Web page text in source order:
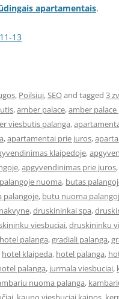
apartamentais.
13
, Poilsiui,SEOand tagged 3
,amber palace,amber palace
viesbutis palanga,
,apartamentai prie juros,
klaipedoje,
,apgyvendinimas prie juros,
nuoma, butas
palangoje, butu nuoma
,druskininkai spa,
viesbuciai,druskininku
palanga,gradiali palanga,
hotel klaipeda, hotel palanga,
palanga, jurmala viesbuciai,
nuoma palanga,